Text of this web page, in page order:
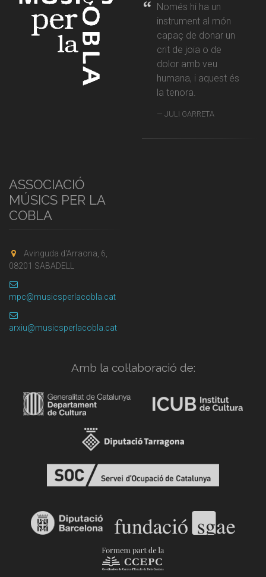
Només hi ha un
instrument al món
capaç de donar un
crit de joia o de
dolor amb veu
humana, i aquest és
la tenora.
JULI GARRETA
ASSOCIACIÓ
MÚSICS PER LA
COBLA
Avinguda d'Arraona, 6,
08201 SABADELL
mpc@musicsperlacobla.cat
arxiu@musicsperlacobla.cat
Amb la col·laboració de: